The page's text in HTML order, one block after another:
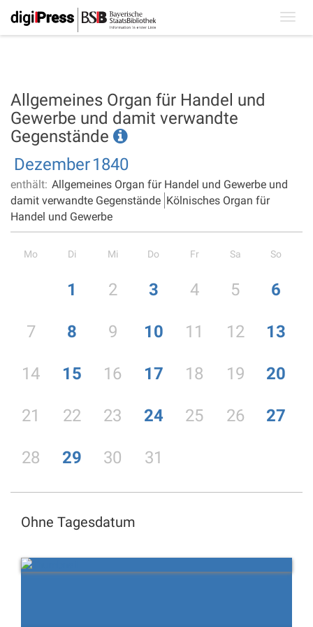
Allgemeines Organ für Handel und
Gewerbe und damit verwandte
Gegenstände
Dezember1840
enthält: Allgemeines Organ für Handel und Gewerbe und
damit verwandte Gegenstände Kölnisches Organ für
Handel und Gewerbe
Mo Di Mi Do Fr Sa So
1 2 3 4 5 6
7 8 9 10 11 12 13
14 15 16 17 18 19 20
21 22 23 24 25 26 27
28 29 30 31
Ohne Tagesdatum